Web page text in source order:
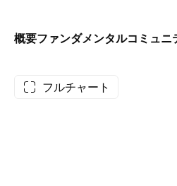
概要ファンダメンタルコミュニ
フルチャート